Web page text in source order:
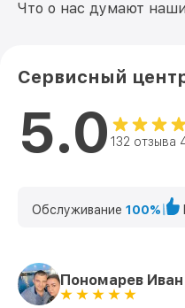
Замена аудиоразъема
Philips
Замена кнопки включения
43PUS6501/60 Philips
Замена корпуса
43PUS6501/60 Philips
Что о нас думают
Сервисный
5.0 132 отзыва
Обслуживание 100%
Пономарев Иван